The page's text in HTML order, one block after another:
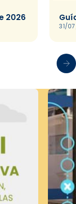
2026
31/